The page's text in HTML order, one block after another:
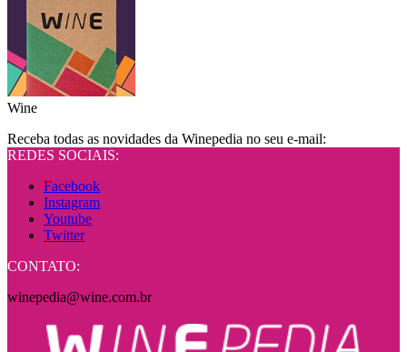
Wine
Receba todas as novidades da Winepedia no seu e-mail:
REDES SOCIAIS:
Facebook
Instagram
Youtube
Twitter
CONTATO:
winepedia@wine.com.br